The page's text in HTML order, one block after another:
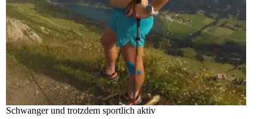
Schwanger und trotzdem sportlich aktiv